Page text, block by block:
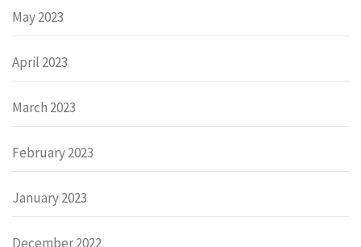
May 2023
April 2023
March 2023
February 2023
January 2023
December 2022